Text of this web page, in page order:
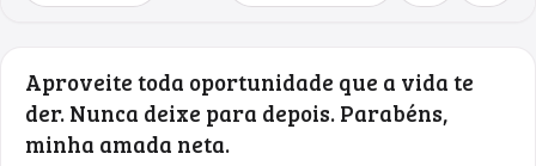
Aproveite toda oportunidade que a vida te
der. Nunca deixe para depois. Parabéns,
minha amada neta.